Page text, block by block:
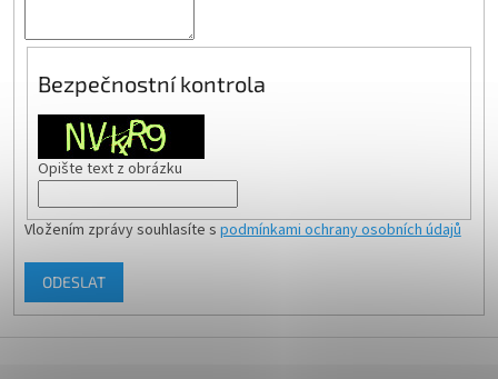
Bezpečnostní kontrola
Opište text z obrázku
Vložením zprávy souhlasíte s podmínkami ochrany osobních údajů
ODESLAT